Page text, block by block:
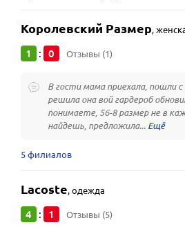
Королевский Размер,
1 : 0 Отзывы (1)
В гости мама приехала, пошли с
решила она вой гардероб
понимаете, 56-8 размер не в
найдешь, предложила...
5 филиалов
Lacoste,одежда
4 : 1 Отзывы (5)